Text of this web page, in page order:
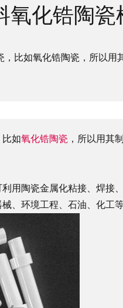
氧化锆陶瓷
比如氧化锆陶瓷，所以
比如氧化锆陶瓷 ，所以用其
用陶瓷金属化粘接、焊接
、环境工程、石油、化工等